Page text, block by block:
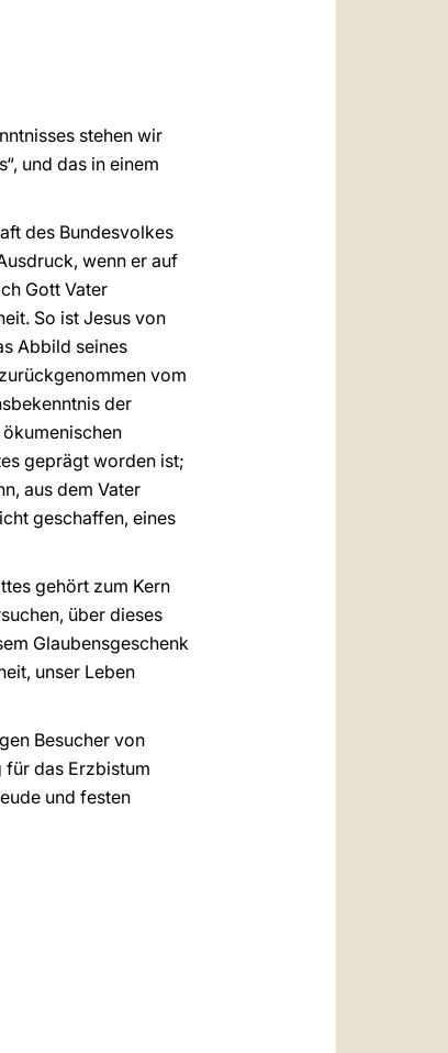
stehen wir
und das in einem
des Bundesvolkes
wenn er auf
Gott Vater
So ist Jesus von
Abbild seines
vom
der
geprägt worden ist;
aus dem Vater
geschaffen, eines
gehört zum Kern
über dieses
Glaubensgeschenk
unser Leben
Besucher von
für das Erzbistum
und festen